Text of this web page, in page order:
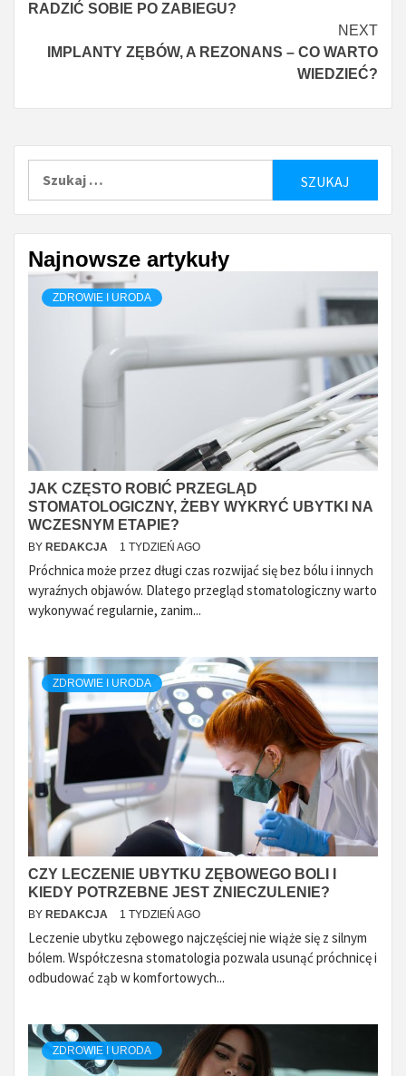
RADZIĆ SOBIE PO ZABIEGU?
NEXT
IMPLANTY ZĘBÓW, A REZONANS – CO WARTO
WIEDZIEĆ?
Najnowsze artykuły
ZDROWIE I URODA
JAK CZĘSTO ROBIĆ PRZEGLĄD
STOMATOLOGICZNY, ŻEBY WYKRYĆ UBYTKI NA
WCZESNYM ETAPIE?
BY REDAKCJA 1 TYDZIEŃ AGO
Próchnica może przez długi czas rozwijać się bez bólu i innych
wyraźnych objawów. Dlatego przegląd stomatologiczny warto
wykonywać regularnie, zanim...
ZDROWIE I URODA
CZY LECZENIE UBYTKU ZĘBOWEGO BOLI I
KIEDY POTRZEBNE JEST ZNIECZULENIE?
BY REDAKCJA 1 TYDZIEŃ AGO
Leczenie ubytku zębowego najczęściej nie wiąże się z silnym
bólem. Współczesna stomatologia pozwala usunąć próchnicę i
odbudować ząb w komfortowych...
ZDROWIE I URODA